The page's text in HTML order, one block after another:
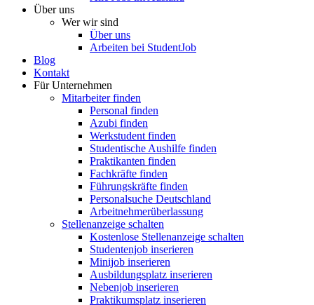
Über uns
Wer wir sind
Über uns
Arbeiten bei StudentJob
Blog
Kontakt
Für Unternehmen
Mitarbeiter finden
Personal finden
Azubi finden
Werkstudent finden
Studentische Aushilfe finden
Praktikanten finden
Fachkräfte finden
Führungskräfte finden
Personalsuche Deutschland
Arbeitnehmerüberlassung
Stellenanzeige schalten
Kostenlose Stellenanzeige schalten
Studentenjob inserieren
Minijob inserieren
Ausbildungsplatz inserieren
Nebenjob inserieren
Praktikumsplatz inserieren